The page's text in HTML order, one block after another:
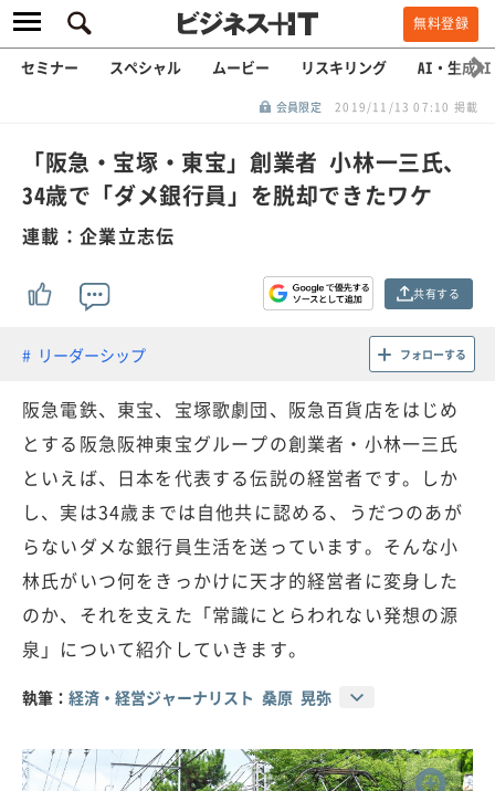
無料登録
セミナー スペシャル ムービー リスキリング AI・生成AI
会員限定 2019/11/13 07:10 掲載
「阪急・宝塚・東宝」創業者 小林一三氏、
34歳で「ダメ銀行員」を脱却できたワケ
連載：企業立志伝
共有する
リーダーシップ フォローする
阪急電鉄、東宝、宝塚歌劇団、阪急百貨店をはじめ
とする阪急阪神東宝グループの創業者・小林一三氏
といえば、日本を代表する伝説の経営者です。しか
し、実は34歳までは自他共に認める、うだつのあが
らないダメな銀行員生活を送っています。そんな小
林氏がいつ何をきっかけに天才的経営者に変身した
のか、それを支えた「常識にとらわれない発想の源
泉」について紹介していきます。
執筆： 経済・経営ジャーナリスト 桑原 晃弥